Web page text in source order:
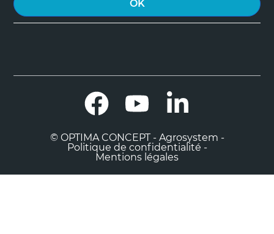
Facebook YouTube
© OPTIMA CONCEPT - Agrosystem -
Politique de confidentialité -
Mentions légales